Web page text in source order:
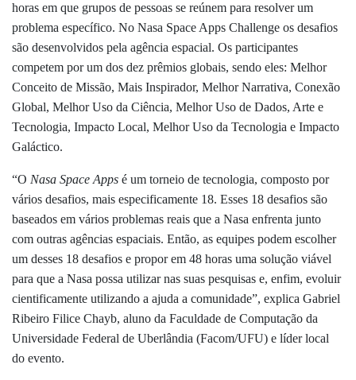
horas em que grupos de pessoas se reúnem para resolver um
problema específico. No Nasa Space Apps Challenge os desafios
são desenvolvidos pela agência espacial. Os participantes
competem por um dos dez prêmios globais, sendo eles: Melhor
Conceito de Missão, Mais Inspirador, Melhor Narrativa, Conexão
Global, Melhor Uso da Ciência, Melhor Uso de Dados, Arte e
Tecnologia, Impacto Local, Melhor Uso da Tecnologia e Impacto
Galáctico.
“O Nasa Space Apps é um torneio de tecnologia, composto por
vários desafios, mais especificamente 18. Esses 18 desafios são
baseados em vários problemas reais que a Nasa enfrenta junto
com outras agências espaciais. Então, as equipes podem escolher
um desses 18 desafios e propor em 48 horas uma solução viável
para que a Nasa possa utilizar nas suas pesquisas e, enfim, evoluir
cientificamente utilizando a ajuda a comunidade”, explica Gabriel
Ribeiro Filice Chayb, aluno da Faculdade de Computação da
Universidade Federal de Uberlândia (Facom/UFU) e líder local
do evento.